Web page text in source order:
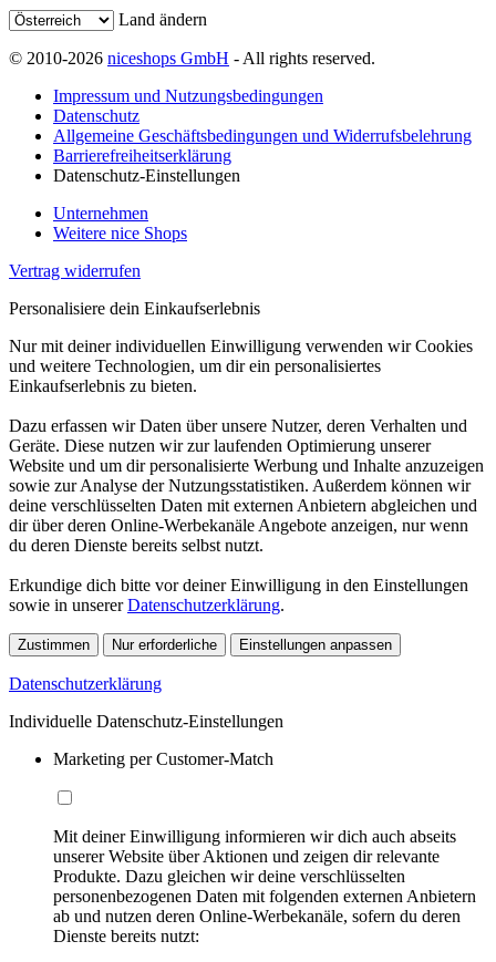
Land ändern
© 2010-2026 niceshops GmbH - All rights reserved.
Impressum und Nutzungsbedingungen
Datenschutz
Allgemeine Geschäftsbedingungen und Widerrufsbelehrung
Barrierefreiheitserklärung
Datenschutz-Einstellungen
Unternehmen
Weitere nice Shops
Vertrag widerrufen
Personalisiere dein Einkaufserlebnis
Nur mit deiner individuellen Einwilligung verwenden wir Cookies
und weitere Technologien, um dir ein personalisiertes
Einkaufserlebnis zu bieten.
Dazu erfassen wir Daten über unsere Nutzer, deren Verhalten und
Geräte. Diese nutzen wir zur laufenden Optimierung unserer
Website und um dir personalisierte Werbung und Inhalte anzuzeigen
sowie zur Analyse der Nutzungsstatistiken. Außerdem können wir
deine verschlüsselten Daten mit externen Anbietern abgleichen und
dir über deren Online-Werbekanäle Angebote anzeigen, nur wenn
du deren Dienste bereits selbst nutzt.
Erkundige dich bitte vor deiner Einwilligung in den Einstellungen
sowie in unsererDatenschutzerklärung.
Zustimmen Nur erforderliche Einstellungen anpassen
Datenschutzerklärung
Individuelle Datenschutz-Einstellungen
Marketing per Customer-Match
Mit deiner Einwilligung informieren wir dich auch abseits
unserer Website über Aktionen und zeigen dir relevante
Produkte. Dazu gleichen wir deine verschlüsselten
personenbezogenen Daten mit folgenden externen Anbietern
ab und nutzen deren Online-Werbekanäle, sofern du deren
Dienste bereits nutzt: